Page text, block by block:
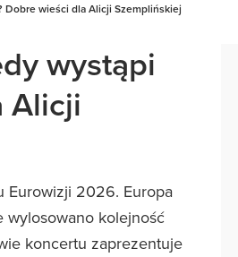
Dobre wieści dla Alicji Szemplińskiej
wystąpi
Alicji
Eurowizji 2026. Europa
wylosowano kolejność
koncertu zaprezentuje